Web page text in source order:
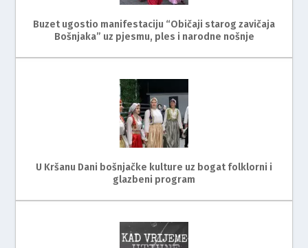
Buzet ugostio manifestaciju “Običaji starog zavičaja
Bošnjaka” uz pjesmu, ples i narodne nošnje
U Kršanu Dani bošnjačke kulture uz bogat folklorni i
glazbeni program